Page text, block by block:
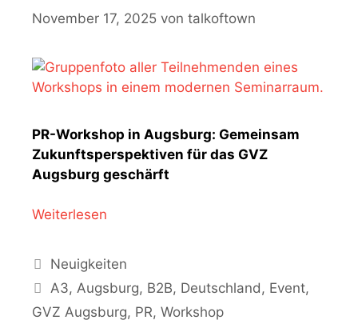
November 17, 2025 von talkoftown
PR-Workshop in Augsburg: Gemeinsam
Zukunftsperspektiven für das GVZ
Augsburg geschärft
Weiterlesen
Kategorien
Neuigkeiten
Schlagwörter
A3,Augsburg, B2B, Deutschland, Event,
GVZ Augsburg, PR, Workshop